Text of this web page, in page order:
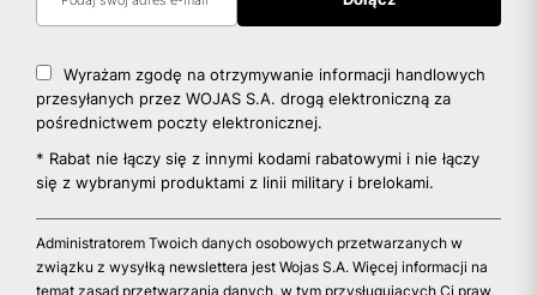
Wyrażam zgodę na otrzymywanie informacji handlowych
przesyłanych przez WOJAS S.A. drogą elektroniczną za
pośrednictwem poczty elektronicznej.
* Rabat nie łączy się z innymi kodami rabatowymi i nie łączy
się z wybranymi produktami z linii military i brelokami.
Administratorem Twoich danych osobowych przetwarzanych w
związku z wysyłką newslettera jest Wojas S.A. Więcej informacji na
temat zasad przetwarzania danych, w tym przysługujących Ci praw,